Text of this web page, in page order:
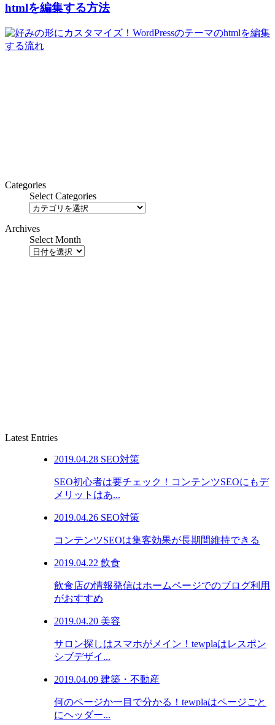
htmlを編集する方法
Categories
Select Categories
Archives
Select Month
Latest Entries
2019.04.28 SEO対策
SEO初心者は要チェック！コンテンツSEOにもデ
メリットはあ...
2019.04.26 SEO対策
コンテンツSEOは集客効果が長期間維持できる
2019.04.22 飲食
飲食店の情報発信はホームページでのブログ利用
がおすすめ
2019.04.20 美容
サロン探しはスマホがメイン！tewplaはレスポン
シブデザイ...
2019.04.09 建築・不動産
何のページか一目で分かる！tewplaはページごと
にヘッダー...